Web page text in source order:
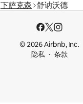
下萨克森 舒讷沃德
© 2026 Airbnb, Inc.
隐私
条款